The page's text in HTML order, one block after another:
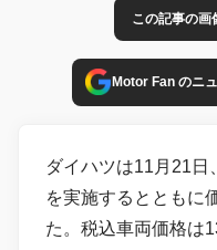
この記事の画
Motor Fan のニ
ダイハツは11月21日
を実施するとともに
た。税込車両価格は